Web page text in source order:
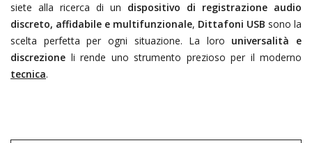
siete alla ricerca di un dispositivo di registrazione audio
discreto, affidabile e multifunzionale, Dittafoni USB sono la
scelta perfetta per ogni situazione. La loro universalità e
discrezione li rende uno strumento prezioso per il moderno
tecnica.